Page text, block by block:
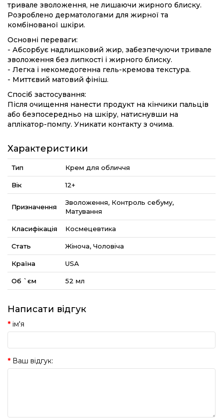
тривале зволоження, не лишаючи жирного блиску.
Розроблено дерматологами для жирної та
комбінованої шкіри.
Основні переваги:
- Абсорбує надлишковий жир, забезпечуючи тривале
зволоження без липкості і жирного блиску.
- Легка і некомедогенна гель-кремова текстура.
- Миттєвий матовий фініш.
Спосіб застосування:
Після очищення нанести продукт на кінчики пальців
або безпосередньо на шкіру, натиснувши на
аплікатор-помпу. Уникати контакту з очима.
Характеристики
Тип Крем для обличчя
Вік 12+
Призначення
Зволоження, Контроль себуму,
Матування
Класифікація Космецевтика
Стать Жіноча, Чоловіча
Країна USA
Об `єм 52 мл
Написати відгук
ім'я
Ваш відгук: